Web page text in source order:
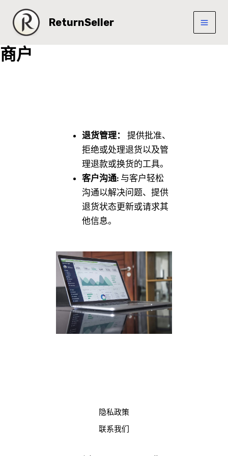
容
ReturnSeller
商户
退货管理：
提供批准、
拒绝或处理退货以及管
理退款或换货的工具。
客户沟通: 与客户轻松
沟通以解决问题、提供
退货状态更新或请求其
他信息。
隐私政策
联系我们